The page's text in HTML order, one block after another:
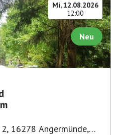
Mi, 12.08.2026
12:00
Neu
16278 Angermünde,